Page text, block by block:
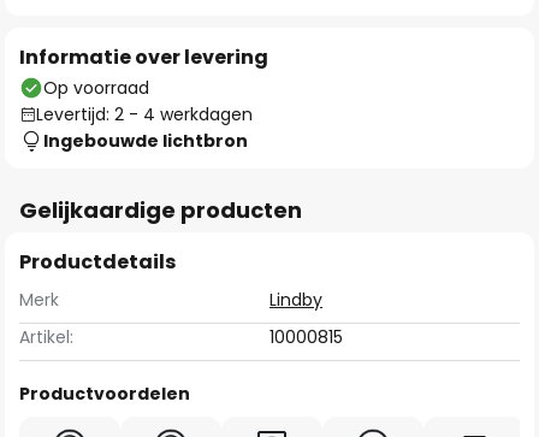
Informatie over levering
Op voorraad
Levertijd: 2 - 4 werkdagen
Ingebouwde lichtbron
Gelijkaardige producten
Productdetails
Merk
Lindby
Artikel:
10000815
Productvoordelen